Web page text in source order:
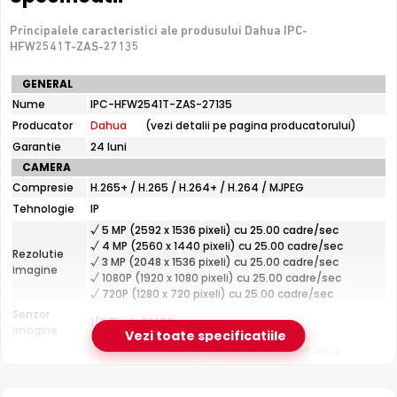
De luat in calcul
e-Camere.ro recomanda acest produs pentru:
perimetre mari: curti, depozite, spatii industriale;
instalari profesionale cu cablare UTP structurata.
Tehnologie Dahua WizSense
Echipat cu tehnologiaWizSensede la Dahua, Dahua IPC-
HFW2541T-ZAS-27135 ofera detectie inteligenta ce
diferentiaza oamenii si vehiculele de alte miscari,
reducand semnificativ alarmele false cauzate de
animale, ploaie sau frunze.
Principalele caracteristici ale produsului Dahua IPC-
HFW2541T-ZAS-27135
Specificatii
tehnice
Dahua
IPC-
HFW2541T-
ZAS-
27135
GENERAL
Nume
IPC-HFW2541T-ZAS-27135
Producator
Dahua
(vezi detalii pe pagina producatorului)
Garantie
24 luni
CAMERA
Compresie
H.265+ / H.265 / H.264+ / H.264 / MJPEG
Tehnologie
IP
Rezolutie
imagine
√ 5 MP (2592 x 1536 pixeli) cu 25.00 cadre/sec
√ 4 MP (2560 x 1440 pixeli) cu 25.00 cadre/sec
√ 3 MP (2048 x 1536 pixeli) cu 25.00 cadre/sec
√ 1080P (1920 x 1080 pixeli) cu 25.00 cadre/sec
√ 720P (1280 x 720 pixeli) cu 25.00 cadre/sec
Senzor
imagine
1/2.7inch CMOS
Zoom motorizat 5x, reglabil din DVR/NVR de la
Vezi toate specificatiile